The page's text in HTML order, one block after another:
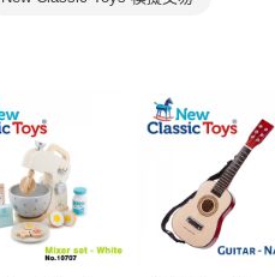
度不足之情形，本公司將視審查結果
資訊註冊。若發現惡意使用之情形，
戶之使用額度並採取法律行動。